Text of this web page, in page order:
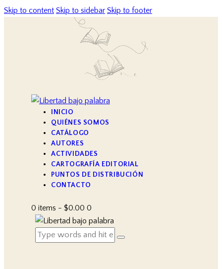
Skip to content Skip to sidebar Skip to footer
INICIO
QUIÉNES SOMOS
CATÁLOGO
AUTORES
ACTIVIDADES
CARTOGRAFÍA EDITORIAL
PUNTOS DE DISTRIBUCIÓN
CONTACTO
0 items - $0.00 0